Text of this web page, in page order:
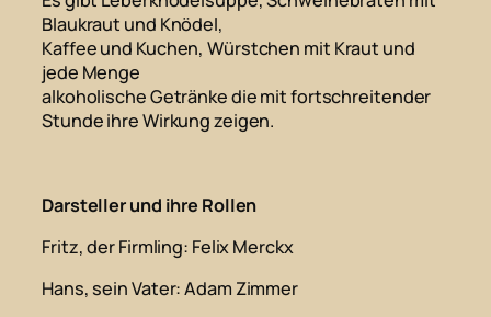
Blaukraut und Knödel,
Kaffee und Kuchen, Würstchen mit Kraut und
jede Menge
alkoholische Getränke die mit fortschreitender
Stunde ihre Wirkung zeigen.
Darsteller und ihre Rollen
Fritz, der Firmling: Felix Merckx
Hans, sein Vater: Adam Zimmer